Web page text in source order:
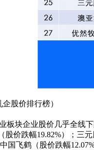
股价排行榜）
块企业股价几乎全线
股价跌幅19.82%）；三
国飞鹤（股价跌幅